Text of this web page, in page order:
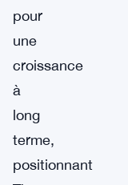
pour
une
croissance
à
long
terme,
positionnant